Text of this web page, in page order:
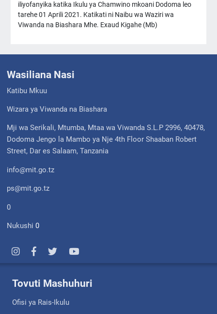
iliyofanyika katika Ikulu ya Chamwino mkoani Dodoma leo
tarehe 01 Aprili 2021. Katikati ni Naibu wa Waziri wa
Viwanda na Biashara Mhe. Exaud Kigahe (Mb)
Wasiliana Nasi
Katibu Mkuu
Wizara ya Viwanda na Biashara
Mji wa Serikali, Mtumba, Mtaa wa Viwanda S.L.P 2996, 40478,
Dodoma Jengo la Mambo ya Nje 4th Floor Shaaban Robert
Street, Dar es Salaam, Tanzania
info@mit.go.tz
ps@mit.go.tz
0
Nukushi0
Tovuti Mashuhuri
Ofisi ya Rais-Ikulu